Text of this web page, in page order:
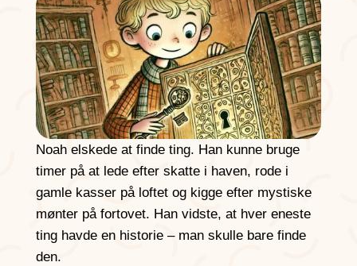
Noah elskede at finde ting. Han kunne bruge
timer på at lede efter skatte i haven, rode i
gamle kasser på loftet og kigge efter mystiske
mønter på fortovet. Han vidste, at hver eneste
ting havde en historie – man skulle bare finde
den.